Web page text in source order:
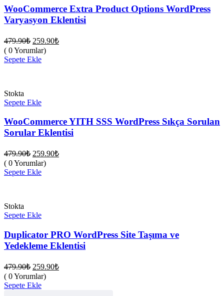
WooCommerce Extra Product Options WordPress
Varyasyon Eklentisi
479.90₺ Orijinal
fiyat:
479.90₺.
259.90₺Şu
( 0 Yorumlar)
Sepete Ekle
Stokta
Sepete Ekle
WooCommerce YITH SSS WordPress Sıkça Sorulan
Sorular Eklentisi
479.90₺ Orijinal
fiyat:
479.90₺.
259.90₺Şu
( 0 Yorumlar)
Sepete Ekle
Stokta
Sepete Ekle
Duplicator PRO WordPress Site Taşıma ve
Yedekleme Eklentisi
479.90₺ Orijinal
fiyat:
479.90₺.
259.90₺Şu
( 0 Yorumlar)
Sepete Ekle